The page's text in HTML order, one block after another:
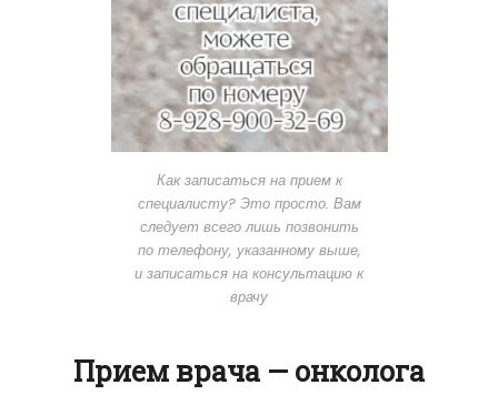
Как записаться на прием к
специалисту? Это просто. Вам
следует всего лишь позвонить
по телефону, указанному выше,
и записаться на консультацию к
врачу
Прием врача — онколога